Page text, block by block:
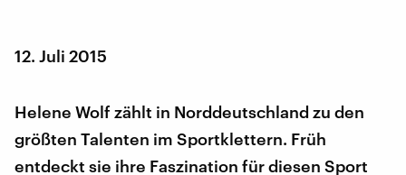
12. Juli 2015
Helene Wolf zählt in Norddeutschland zu den
größten Talenten im Sportklettern. Früh
entdeckt sie ihre Faszination für diesen Sport